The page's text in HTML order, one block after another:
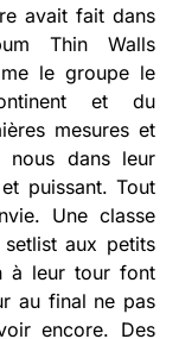
avait fait dans
Thin Walls
le groupe le
et du
mesures et
nous dans leur
puissant. Tout
Une classe
aux petits
à leur tour font
au final ne pas
encore. Des